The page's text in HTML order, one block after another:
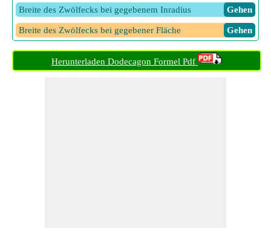
Breite des Zwölfecks bei gegebenem Inradius ​ Gehen
Breite des Zwölfecks bei gegebener Fläche ​ Gehen
Herunterladen Dodecagon Formel Pdf